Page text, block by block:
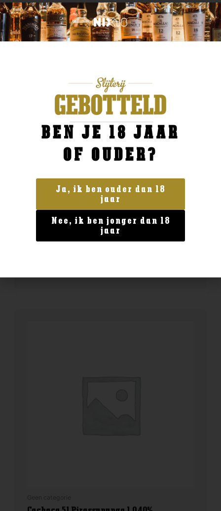
Geen categorie
Filliers Advokaat 0,7L
16,49
BEN JE 18 JAAR
OF OUDER?
Ja, ik ben ouder dan 18
jaar
Nee, ik ben jonger dan 18
jaar